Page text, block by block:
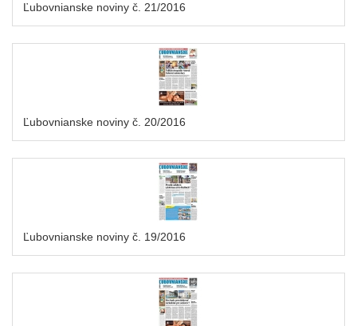
Ľubovnianske noviny č. 21/2016
Ľubovnianske noviny č. 20/2016
Ľubovnianske noviny č. 19/2016